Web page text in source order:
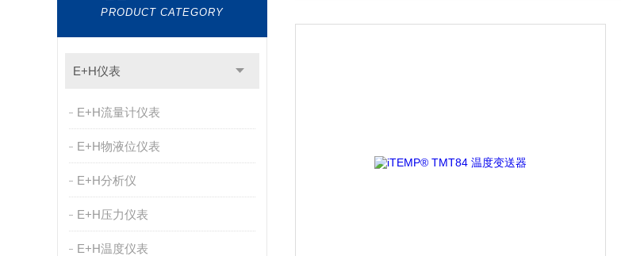
PRODUCT CATEGORY
E+H仪表
E+H流量计仪表
E+H物液位仪表
E+H分析仪
E+H压力仪表
E+H温度仪表